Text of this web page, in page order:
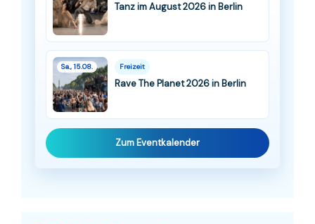
Tanz im August 2026 in Berlin
Sa., 15.08. Freizeit
Rave The Planet 2026 in Berlin
Zum Eventkalender